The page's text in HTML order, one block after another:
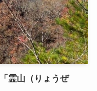
霊山（りょうぜ